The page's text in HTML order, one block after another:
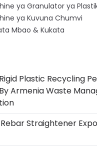
ya Granulator ya
ya Kuvuna Chumvi
Mbao & Kukata
Plastic Recycling
Armenia Waste
Straightener